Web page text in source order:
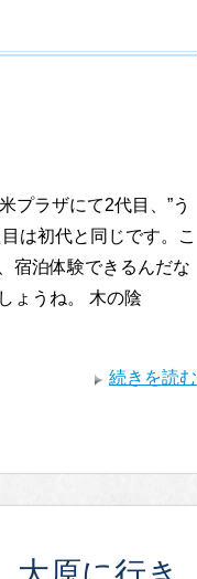
ラザにて2代目、”う
は初代と同じです。こ
宿泊体験できるんだな
ょうね。 木の陰
続きを読む